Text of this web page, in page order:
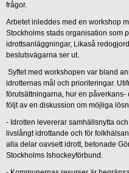
frågor.
Arbetet inleddes med en workshop
Stockholms stads organisation som
idrottsanläggningar, Likaså
beslutsvägarna ser ut.
Syftet med workshopen var bland
idrotternas mål och prioriteringar.
förutsättningarna, hur en
följt av en diskussion om möjliga
- Idrotten levererar samhällsnytta
livslångt idrottande och för
alla delar oavsett idrott, betonade
Stockholms Ishockeyförbund.